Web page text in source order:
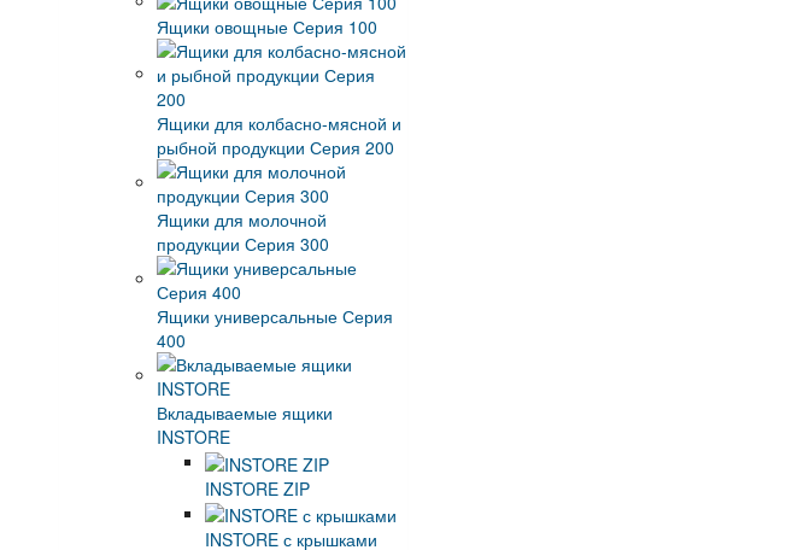
Ящики овощные Серия 100
Ящики для колбасно-мясной и
рыбной продукции Серия 200
Ящики для молочной
продукции Серия 300
Ящики универсальные Серия
400
Вкладываемые ящики
INSTORE
INSTORE ZIP
INSTORE с крышками